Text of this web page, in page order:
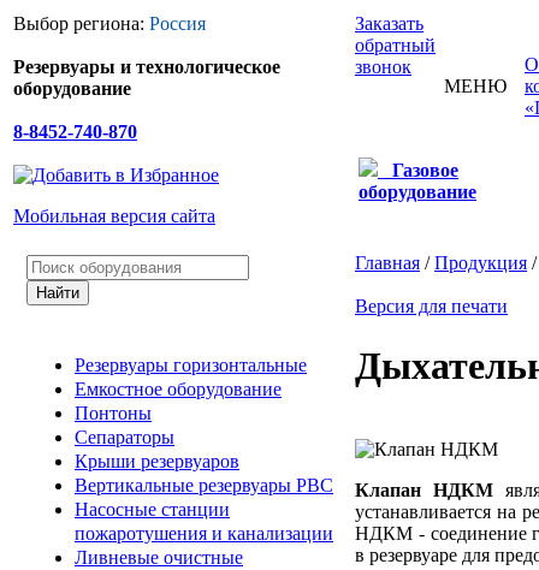
Выбор региона: Россия
Резервуары и технологическое
оборудование
8-8452-740-870
Мобильная версия сайта
Заказать
обратный
звонок
МЕНЮ
О
Газовое
оборудование
Резервуары горизонтальные
Емкостное оборудование
Понтоны
Сепараторы
Крыши резервуаров
Вертикальные резервуары РВС
Насосные станции
пожаротушения и канализации
Ливневые очистные
Главная /Продукция
Версия для печати
Клапан НДКМ
устанавливается на
НДКМ - соединение
в резервуаре для